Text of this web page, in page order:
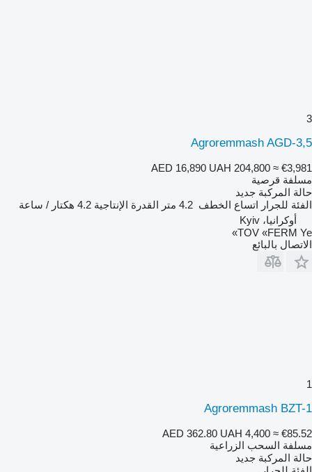
3
Agroremmash AGD-3,5
AED 16,890 UAH 204,800 ≈ €3,981
مسلفة قرصية
حالة المركبة جديد
الفئة للجرار اتساع الخطف 4.2 متر القدرة الإنتاجية 4.2 هكتار / ساعة
أوكرانيا، Kyiv
TOV «FERM Ye»
الاتصال بالبائع
1
Agroremmash BZT-1
AED 362.80 UAH 4,400 ≈ €85.52
مسلفة السحب الزراعية
حالة المركبة جديد